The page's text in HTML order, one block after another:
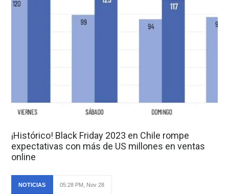
¡Histórico! Black Friday 2023 en Chile rompe
expectativas con más de US millones en ventas
online
NOTICIAS 05:28 PM, Nov 28